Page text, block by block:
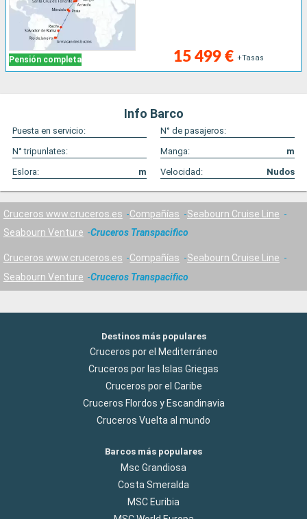
Pensión completa 15 499 € +Tasas
Info Barco
Puesta en servicio:
N° de pasajeros:
N° tripunlates:
Manga:
m
Eslora:
m Velocidad: Nudos
Cruceros www.cruceros.es Compañías
Seabourn Cruise Line
Seabourn Venture
Cruceros Transpacifico
Cruceros www.cruceros.es Compañías
Seabourn Cruise Line
Seabourn Venture
Cruceros Transpacifico
Destinos más populares
Cruceros por el Mediterráneo
Cruceros por las Islas Griegas
Cruceros por el Caribe
Cruceros Flordos y Escandinavia
Cruceros Vuelta al mundo
Barcos más populares
Msc Grandiosa
Costa Smeralda
MSC Euribia